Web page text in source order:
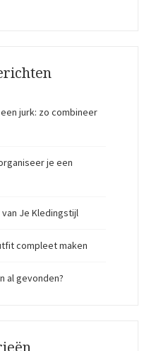
jurk: zo combineer
je een
Je Kledingstijl
compleet maken
al gevonden?